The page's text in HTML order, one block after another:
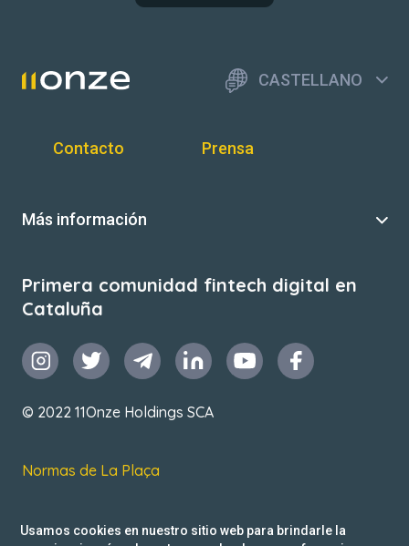
CASTELLANO
Contacto Prensa
Más información
Primera comunidad fintech digital en
Cataluña
© 2022 11Onze Holdings SCA
Normas de La Plaça
Usamos cookies en nuestro sitio web para brindarle la